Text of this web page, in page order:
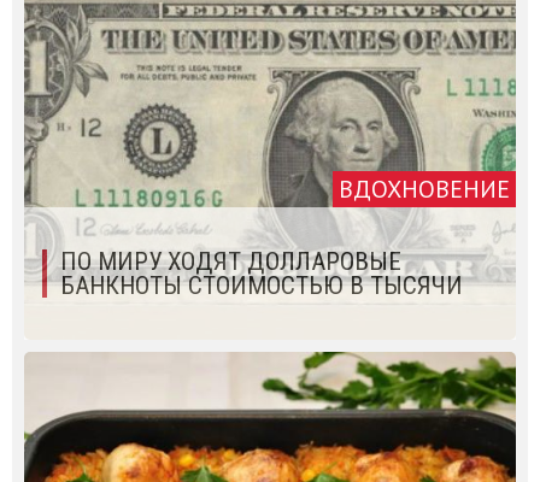
ВДОХНОВЕНИЕ
ПО МИРУ ХОДЯТ ДОЛЛАРОВЫЕ
БАНКНОТЫ СТОИМОСТЬЮ В ТЫСЯЧИ